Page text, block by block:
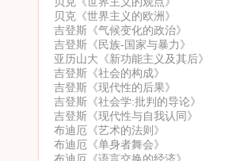
贝克《世界主义的欧洲》
吉登斯《气候变化的政治》
吉登斯《民族-国家与暴力》
亚历山大《新功能主义及其后》
吉登斯《社会的构成》
吉登斯《现代性的后果》
吉登斯《社会学:批判的导论》
吉登斯《现代性与自我认同》
布迪厄《艺术的法则》
布迪厄《单身者舞会》
布迪厄《语言交换的经济》